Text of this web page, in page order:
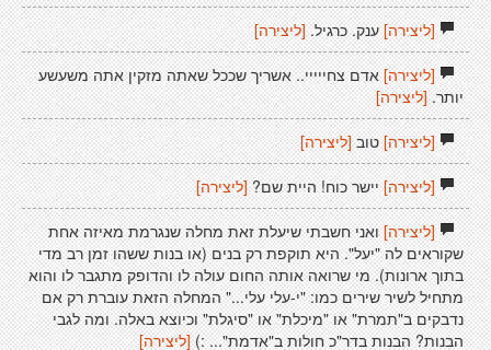
[ליצירה]ענק. כרגיל. [ליצירה]
[ליצירה]אדם צחייייי.. אשריך שככל שאתה מזקין אתה משעשע
יותר. [ליצירה]
[ליצירה]טוב[ליצירה]
[ליצירה]יישר כוח! היית שם?[ליצירה]
[ליצירה]ואני חשבתי שיעלת זאת מחלה שנגרמת מאיזה אחת
שקוראים לה "יעל". היא תוקפת רק בנים (או בנות ששהו זמן רב מדי
בתוך ארונות). מי שרואה אותה החום עולה לו והדופק מתגבר לו והוא
מתחיל לשיר שירים כמו: "י-עלי עלי..." המחלה הזאת עוברת רק אם
נדבקים ב"תמרת" או "מיכלת" או "סיגלת" וכיוצא באלה. ומה לגבי
הבנות? הבנות בדר"כ חולות ב"אדמת"... :) [ליצירה]